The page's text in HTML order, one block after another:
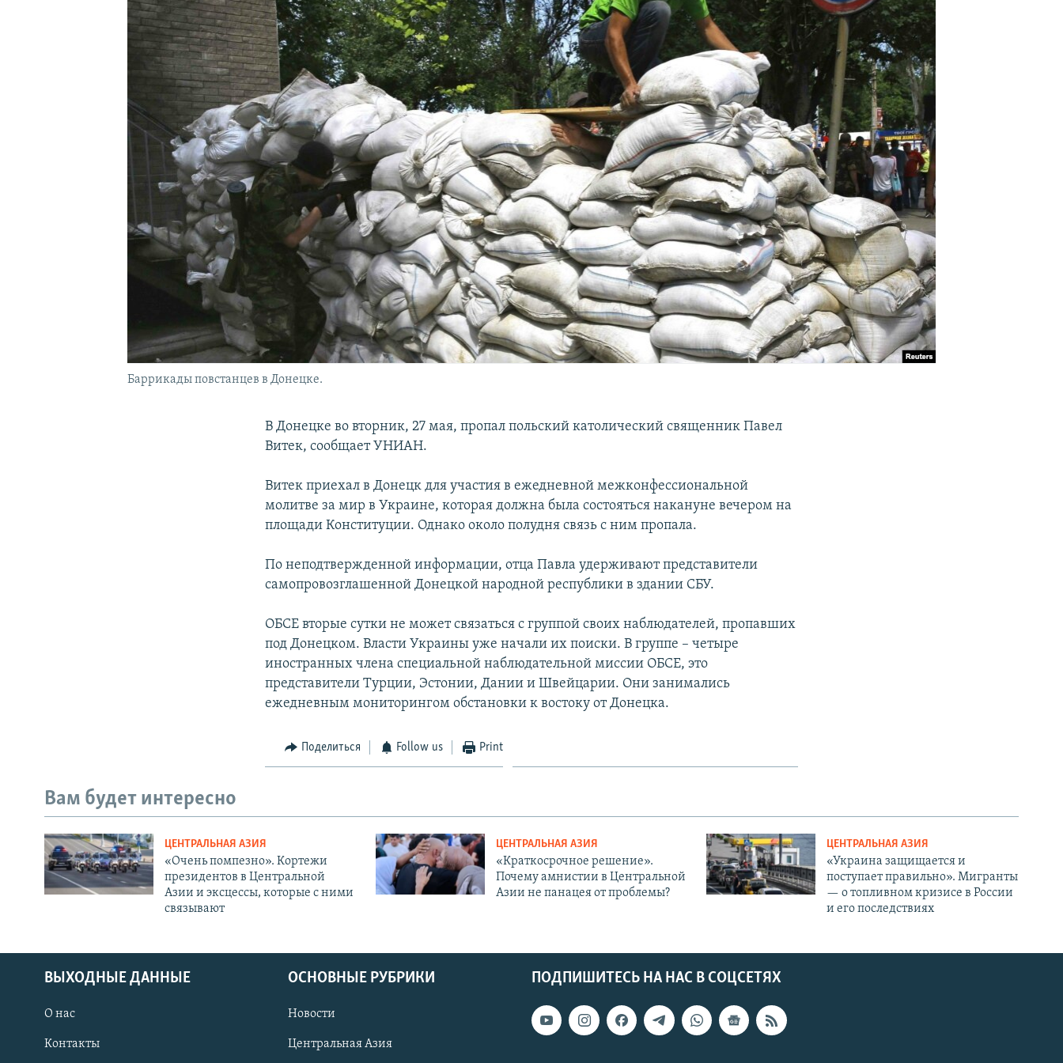
Баррикады повстанцев в Донецке.
В Донецке во вторник, 27 мая, пропал польский католический священник Павел
Витек, сообщает УНИАН.
Витек приехал в Донецк для участия в ежедневной межконфессиональной
молитве за мир в Украине, которая должна была состояться накануне вечером на
площади Конституции. Однако около полудня связь с ним пропала.
По неподтвержденной информации, отца Павла удерживают представители
самопровозглашенной Донецкой народной республики в здании СБУ.
ОБСЕ вторые сутки не может связаться с группой своих наблюдателей, пропавших
под Донецком. Власти Украины уже начали их поиски. В группе – четыре
иностранных члена специальной наблюдательной миссии ОБСЕ, это
представители Турции, Эстонии, Дании и Швейцарии. Они занимались
ежедневным мониторингом обстановки к востоку от Донецка.
Поделиться Follow us Print
Вам будет интересно
ЦЕНТРАЛЬНАЯ АЗИЯ
«Очень помпезно». Кортежи
президентов в Центральной
Азии и эксцессы, которые с ними
связывают
ЦЕНТРАЛЬНАЯ АЗИЯ
«Краткосрочное решение».
Почему амнистии в Центральной
Азии не панацея от проблемы?
ЦЕНТРАЛЬНАЯ АЗИЯ
«Украина защищается и
поступает правильно». Мигранты
— о топливном кризисе в России
и его последствиях
ПОДПИШИТЕСЬ НА НАС В СОЦСЕТЯХ
ВЫХОДНЫЕ ДАННЫЕ
О нас
Контакты
ОСНОВНЫЕ РУБРИКИ
Новости
Центральная Азия